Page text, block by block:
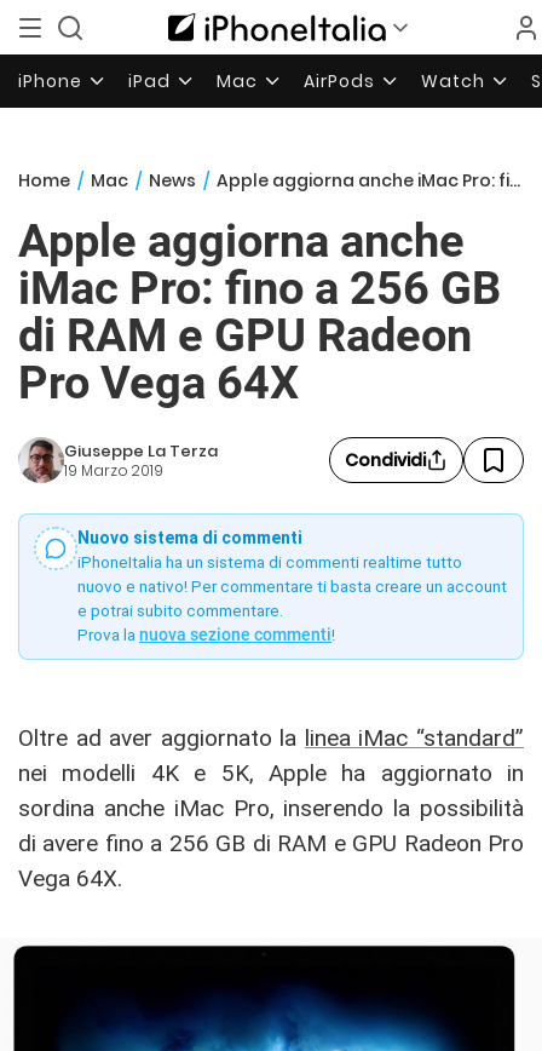
iPhone iPad Mac AirPods Watch
Home / Mac / News / Apple aggiorna anche iMac Pro: fino a 256 GB di RAM e GPU Radeon Pro Vega 64X
Apple aggiorna anche
iMac Pro: fino a 256 GB
di RAM e GPU Radeon
Pro Vega 64X
Giuseppe La Terza
19 Marzo 2019 Condividi
Nuovo sistema di commenti
iPhoneItalia ha un sistema di commenti realtime tutto
nuovo e nativo! Per commentare ti basta creare un account
e potrai subito commentare.
Prova la nuova sezione commenti!
Oltre ad aver aggiornato la linea iMac “standard”
nei modelli 4K e 5K, Apple ha aggiornato in
sordina anche iMac Pro, inserendo la possibilità
di avere fino a 256 GB di RAM e GPU Radeon Pro
Vega 64X.